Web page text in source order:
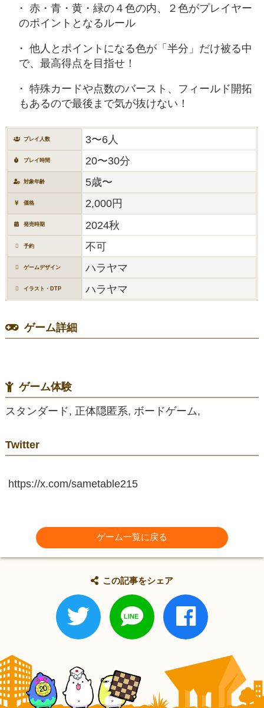
赤・青・黄・緑の４色の内、２色がプレイヤー
のポイントとなるルール
他人とポイントになる色が「半分」だけ被る中
で、最高得点を目指せ！
特殊カードや点数のバースト、フィールド開拓
もあるので最後まで気が抜けない！
プレイ人数 3〜6人
プレイ時間 20〜30分
対象年齢 5歳〜
価格 2,000円
発売時期 2024秋
予約 不可
ゲームデザイン ハラヤマ
イラスト・DTP ハラヤマ
ゲーム詳細
ゲーム体験
スタンダード, 正体隠匿系, ボードゲーム,
Twitter
https://x.com/sametable215
ゲーム一覧に戻る
この記事をシェア